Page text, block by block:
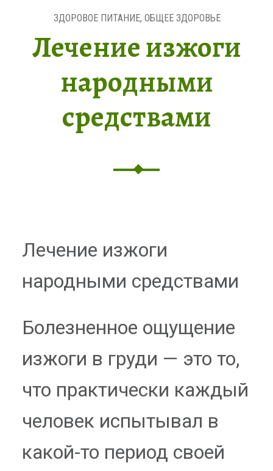
Лечение изжоги
народными
средствами
ЗДОРОВОЕ ПИТАНИЕ, ОБЩЕЕ ЗДОРОВЬЕ
Лечение изжоги
народными средствами
Болезненное ощущение
изжоги в груди — это то,
что практически каждый
человек испытывал в
какой-то период своей